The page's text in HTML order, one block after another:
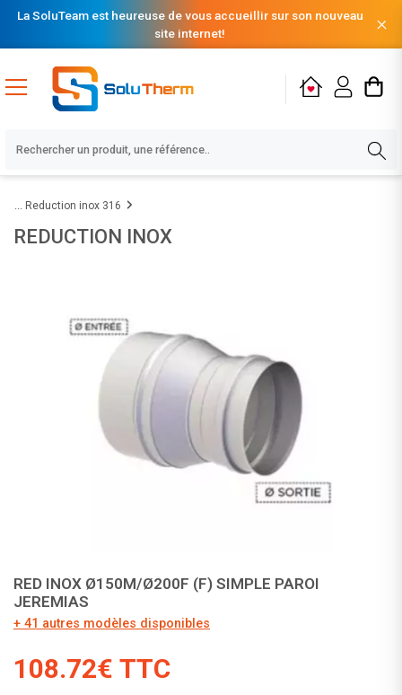
La SoluTeam est heureuse de vous accueillir sur son nouveau
site internet!
Reduction inox 316
REDUCTION INOX
RED INOX Ø150M/Ø200F (F) SIMPLE PAROI
JEREMIAS
+ 41 autres modèles disponibles
108.72€ TTC